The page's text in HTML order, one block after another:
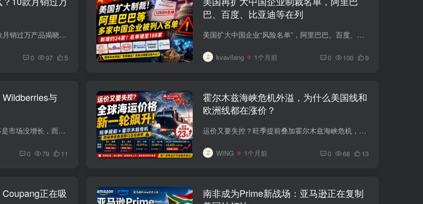
亚马逊消费者都在买什么？10款月销过万产品揭晓，中国卖家该看懂这3个信号 如果只看亚马逊前台，很多卖家会误以为爆款都来自“新奇特”和高客单产品。但从近期一批月销过万的热销商品来看，真正...
0 97 5
巴、百度、比亚迪等在列
美国扩大中国企业“风险名单”，阿里巴巴、百度、比亚迪等被列入：跨境卖家要警惕什么？ 中美贸易并没有彻底脱钩，但科技、数据、供应链和平台生态的“安全审查墙”正在越筑越高。 近日，美国方...
kvavilang 1个月前 0 100 9
与
俄罗斯电商百强榜释放信号：不是市场没增长，而是增长越来越集中 俄罗斯电商市场又交出了一份“强者恒强”的成绩单。 表面看，2025年俄罗斯线上零售仍在扩张；但如果把榜单拆开看，会发现真正吃...
0 79 11
霍尔木兹海峡危机外溢，为什么美国线和
欧洲线都在涨价？
运价又要失控？旺季提前叠加霍尔木兹海峡危机，跨境卖家正在迎来新一轮物流压力测试 对跨境卖家来说，2026年夏季最不确定的变量，可能不是流量，也不是广告，而是“货还能不能按原计划、按原成...
WING 1个月前 0 68 13
正在吸
南非成为Prime新战场：亚马逊正在复制